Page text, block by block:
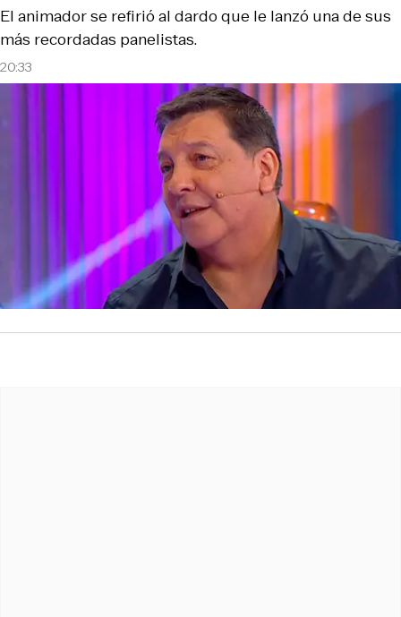
20:33
El animador se refirió al dardo que le lanzó una de sus
más recordadas panelistas.